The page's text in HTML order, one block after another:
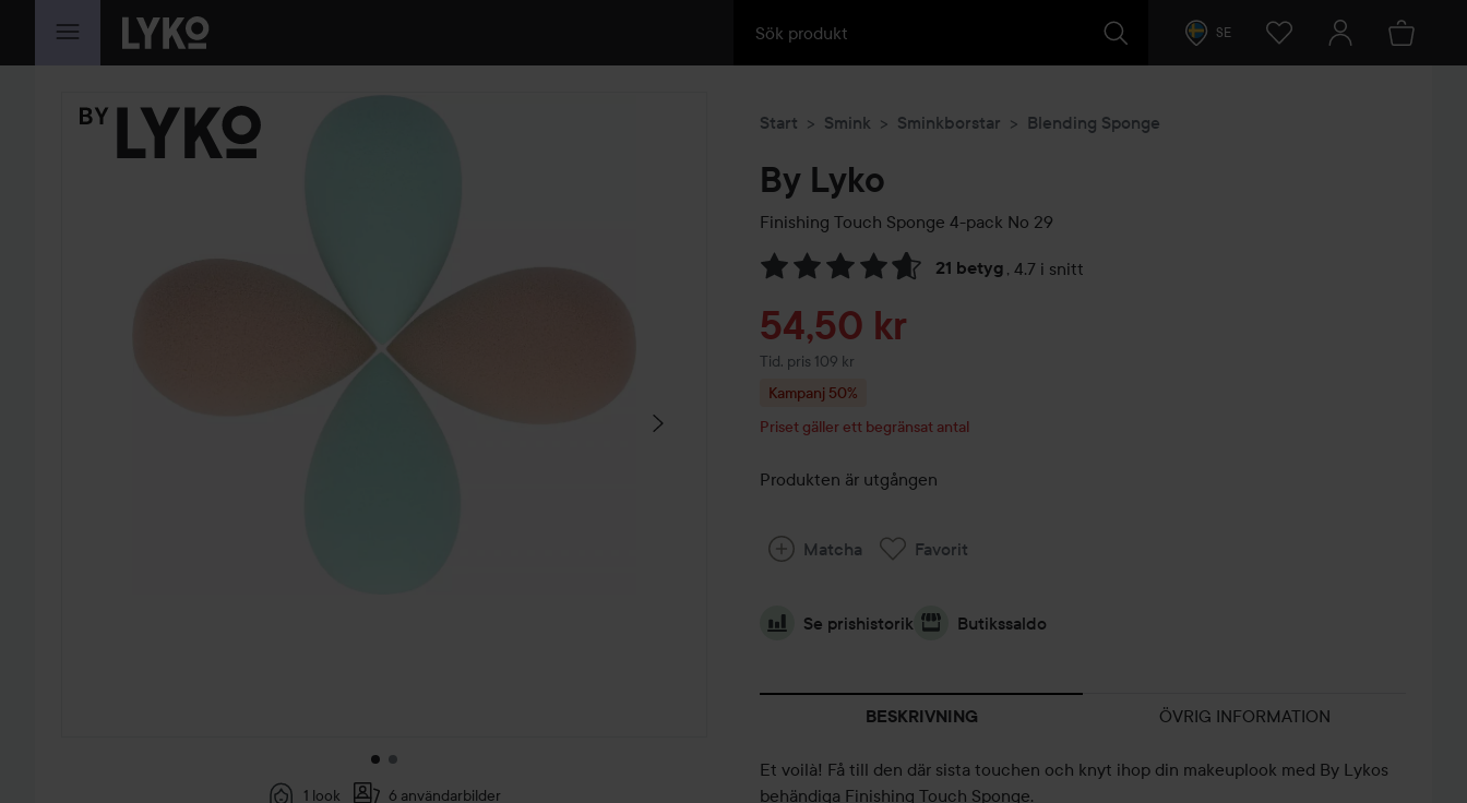
HOPPA TILL INNEHÅLLET SE
HOPPA ÖVER SEKTIONEN
1 look 6 användarbilder
Start Smink Sminkborstar Blending Sponge
By Lyko
Finishing Touch Sponge 4-pack No 29
21 betyg , 4.7 i snitt
Hoppa till Betyg & kommentarer
Reapris
54,50 kr
Tid. pris 109 kr
Tidigare pris 109 kr
Kampanj 50%
Priset gäller ett begränsat antal
Produkten är utgången
Matcha Favorit
Se prishistorik Butikssaldo
BESKRIVNING ÖVRIG INFORMATION
Et voilà! Få till den där sista touchen och knyt ihop din makeuplook med By Lykos
behändiga Finishing Touch Sponge.